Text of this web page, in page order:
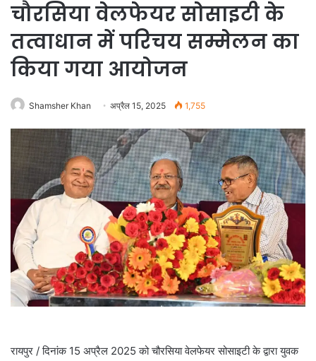
चौरसिया वेलफेयर सोसाइटी के
तत्वाधान में परिचय सम्मेलन का
किया गया आयोजन
Shamsher Khan अप्रैल 15, 2025 1,755
रायपुर / दिनांक 15 अप्रैल 2025 को चौरसिया वेलफेयर सोसाइटी के द्वारा युवक